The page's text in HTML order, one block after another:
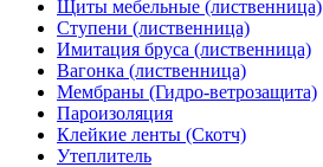
Щиты мебельные (лиственница)
Ступени (лиственница)
Имитация бруса (лиственница)
Вагонка (лиственница)
Мембраны (Гидро-ветрозащита)
Пароизоляция
Клейкие ленты (Скотч)
Утеплитель